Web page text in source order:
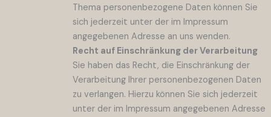
Thema personenbezogene Daten können Sie
sich jederzeit unter der im Impressum
angegebenen Adresse an uns wenden.
Recht auf Einschränkung der Verarbeitung
Sie haben das Recht, die Einschränkung der
Verarbeitung Ihrer personenbezogenen Daten
zu verlangen. Hierzu können Sie sich jederzeit
unter der im Impressum angegebenen Adresse